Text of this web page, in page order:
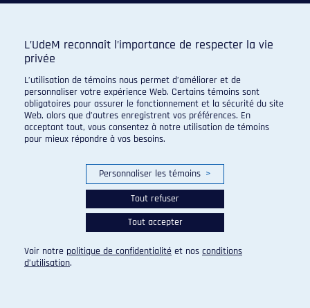
L’UdeM reconnaît l’importance de respecter la vie
privée
L’utilisation de témoins nous permet d’améliorer et de
personnaliser votre expérience Web. Certains témoins sont
obligatoires pour assurer le fonctionnement et la sécurité du site
Web, alors que d’autres enregistrent vos préférences. En
acceptant tout, vous consentez à notre utilisation de témoins
pour mieux répondre à vos besoins.
Personnaliser les témoins >
Tout refuser
Tout accepter
Voir notre politique de confidentialité et nos conditions
d’utilisation.